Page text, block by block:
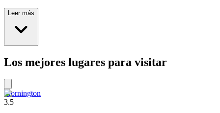
Leer más
Los mejores lugares para visitar
Mornington
3.5